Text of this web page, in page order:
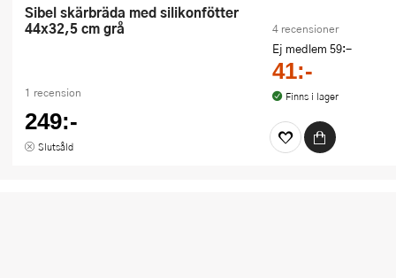
Sibel skärbräda med silikonfötter
44x32,5 cm grå
1 recension
249:-
Slutsåld
4 recensioner
Ej medlem 59:-
41:-
Finns i lager